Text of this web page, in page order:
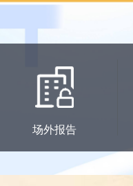
场外报告